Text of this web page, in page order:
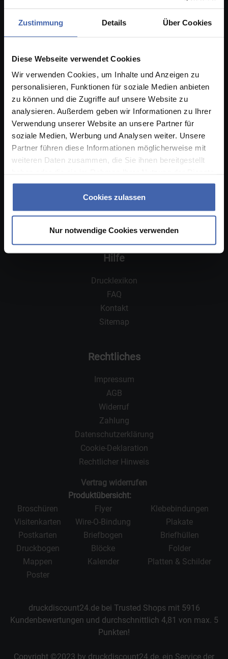
Zustimmung Details Über Cookies
Diese Webseite verwendet Cookies
Wir verwenden Cookies, um Inhalte und Anzeigen zu
personalisieren, Funktionen für soziale Medien anbieten
zu können und die Zugriffe auf unsere Website zu
analysieren. Außerdem geben wir Informationen zu Ihrer
Verwendung unserer Website an unsere Partner für
soziale Medien, Werbung und Analysen weiter. Unsere
Partner führen diese Informationen möglicherweise mit
weiteren Daten zusammen, die Sie ihnen bereitgestellt
gesammelt haben. Sie geben Einwilligung zu unseren
Cookies, wenn Sie unsere Webseite weiterhin nutzen.
Cookies zulassen
Nur notwendige Cookies verwenden
Hier geht's los!
Deutschlandweit
Checkliste Druckdaten
Dateivorgaben
Druckvorlagen
Ihre Vorteile
Über uns
Unsere Leistungen
Werte & Verantwortung
Kundenmeinungen
Hilfe
Drucklexikon
FAQ
Kontakt
Sitemap
Rechtliches
Impressum
AGB
Widerruf
Zahlung
Datenschutzerklärung
Cookie-Deklaration
Rechtlicher Hinweis
Vertrag widerrufen
Produktübersicht:
Broschüren
Flyer
Klebebindungen
Visitenkarten
Wire-O-Bindung
Plakate
Postkarten
Briefbogen
Briefhüllen
Druckbogen
Blöcke
Folder
Mappen
Kalender
Platten & Schilder
Poster
druckdiscount24.de bei Trusted Shops mit 5916
Kundenbewertungen und durchschnittlich 4,81 von max. 5
Punkten!
Copyright ©2023 by druckdiscount24.de, ein Service der